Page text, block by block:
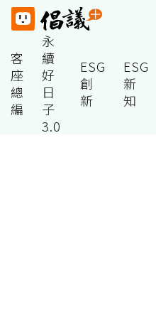
客
座
總
編
永
續
好
日
子
3.0
ESG
創
新
ESG
新
知